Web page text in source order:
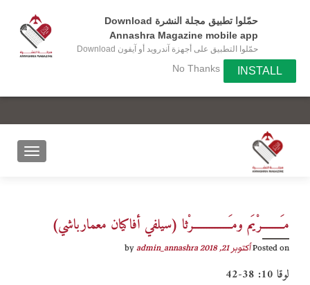
حمّلوا تطبيق مجلة النشرة Download
Annashra Magazine mobile app
حمّلوا التطبيق على أجهزة آندرويد أو آيفون Download
the app on your Android or IOS device
No Thanks INSTALL
مــــَــــرْيَم ومـَـــــــــــــرْثا (سيلفي أفاكيان معمارباشي)
Posted onأكتوبر 21, 2018 by
admin_annashra
لوقا 10: 38-42